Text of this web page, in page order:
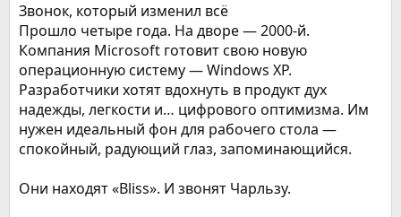
Звонок, который изменил всё
Прошло четыре года. На дворе — 2000-й.
Компания Microsoft готовит свою новую
операционную систему — Windows XP.
Разработчики хотят вдохнуть в продукт дух
надежды, легкости и… цифрового оптимизма. Им
нужен идеальный фон для рабочего стола —
спокойный, радующий глаз, запоминающийся.
Они находят «Bliss». И звонят Чарльзу.